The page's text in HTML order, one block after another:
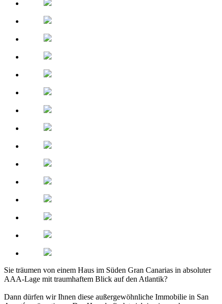
Sie träumen von einem Haus im Süden Gran Canarias in absoluter
AAA-Lage mit traumhaftem Blick auf den Atlantik?
Dann dürfen wir Ihnen diese außergewöhnliche Immobilie in San